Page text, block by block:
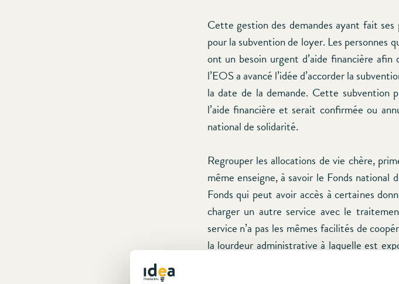
Cette gestion des demandes ayant fait
pour la subvention de loyer. Les personnes
ont un besoin urgent d’aide financière
l’EOS a avancé l’idée d’accorder la
la date de la demande. Cette subvention
l’aide financière et serait confirmée ou
national de solidarité.
Regrouper les allocations de vie chère,
même enseigne, à savoir le Fonds national
Fonds qui peut avoir accès à certaines
charger un autre service avec le
service n’a pas les mêmes facilités de
la lourdeur administrative à laquelle est